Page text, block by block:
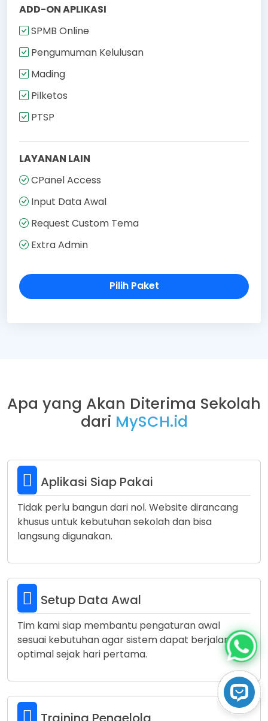
ADD-ON APLIKASI
SPMB Online
Pengumuman Kelulusan
Mading
Pilketos
PTSP
LAYANAN LAIN
CPanel Access
Input Data Awal
Request Custom Tema
Extra Admin
Pilih Paket
Apa yang Akan Diterima Sekolah
dari MySCH.id
Aplikasi Siap Pakai
Tidak perlu bangun dari nol. Website dirancang
khusus untuk kebutuhan sekolah dan bisa
langsung digunakan.
Setup Data Awal
Tim kami siap membantu pengaturan awal
sesuai kebutuhan agar sistem dapat berjalan
optimal sejak hari pertama.